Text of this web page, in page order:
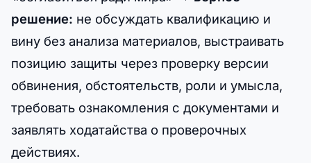
решение: не обсуждать квалификацию и
вину без анализа материалов, выстраивать
позицию защиты через проверку версии
обвинения, обстоятельств, роли и умысла,
требовать ознакомления с документами и
заявлять ходатайства о проверочных
действиях.